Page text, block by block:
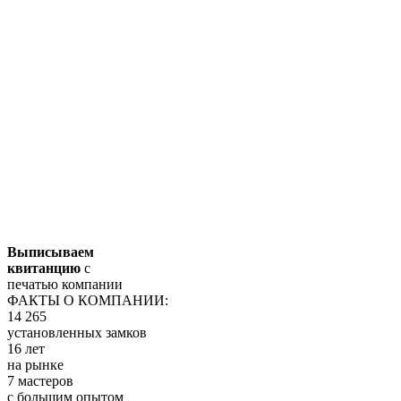
Выписываем
квитанцию с
печатью компании
ФАКТЫ О КОМПАНИИ:
14 265
установленных замков
16 лет
на рынке
7 мастеров
с большим опытом